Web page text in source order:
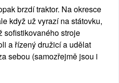
brzdí traktor. Na okresce
když už vyrazí na státovku,
sofistikovaného stroje
a řízený družicí a udělat
sebou (samozřejmě jsou i